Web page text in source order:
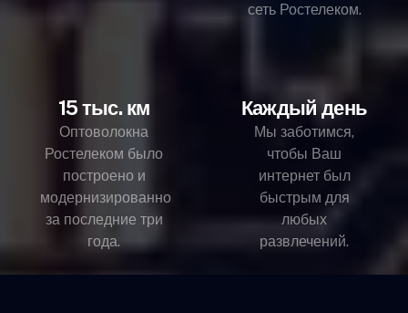
сеть Ростелеком.
15 тыс. км
Оптоволокна
Ростелеком было
построено и
модернизированно
за последние три
года.
Каждый день
Мы заботимся,
чтобы Ваш
интернет был
быстрым для
любых
развлечений.